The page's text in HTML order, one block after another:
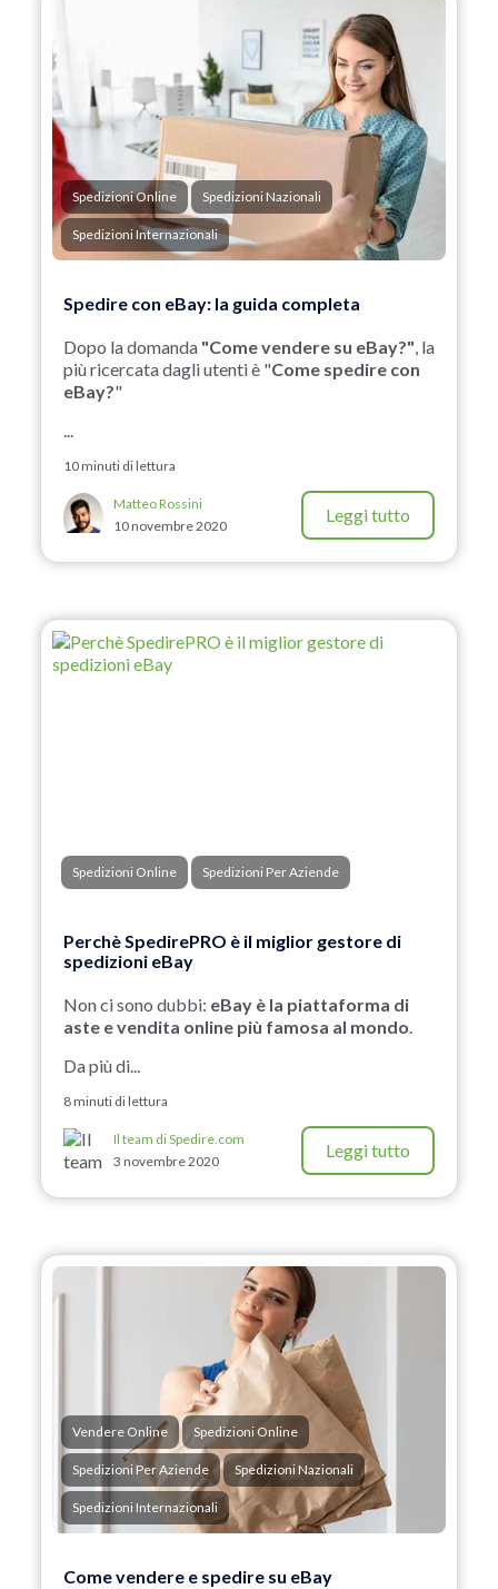
Spedizioni Online Spedizioni Nazionali
Spedizioni Internazionali
Spedire con eBay: la guida completa
Dopo la domanda "Come vendere su eBay?", la
più ricercata dagli utenti è "Come spedire con
eBay?"
...
10 minuti di lettura
Matteo Rossini
10 novembre 2020
Leggi tutto
Spedizioni Online Spedizioni Per Aziende
Perchè SpedirePRO è il miglior gestore di
spedizioni eBay
Non ci sono dubbi: eBay è la piattaforma di
aste e vendita online più famosa al mondo.
Da più di...
8 minuti di lettura
Il team di Spedire.com
3 novembre 2020
Leggi tutto
Vendere Online Spedizioni Online
Spedizioni Per Aziende Spedizioni Nazionali
Spedizioni Internazionali
Come vendere e spedire su eBay